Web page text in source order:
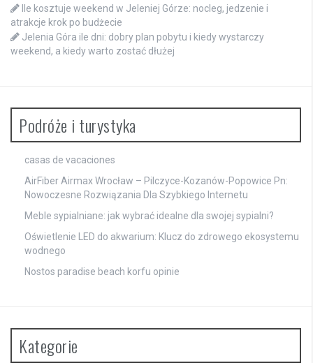
Ile kosztuje weekend w Jeleniej Górze: nocleg, jedzenie i
atrakcje krok po budżecie
Jelenia Góra ile dni: dobry plan pobytu i kiedy wystarczy
weekend, a kiedy warto zostać dłużej
Podróże i turystyka
casas de vacaciones
AirFiber Airmax Wrocław – Pilczyce-Kozanów-Popowice Pn:
Nowoczesne Rozwiązania Dla Szybkiego Internetu
Meble sypialniane: jak wybrać idealne dla swojej sypialni?
Oświetlenie LED do akwarium: Klucz do zdrowego ekosystemu
wodnego
Nostos paradise beach korfu opinie
Kategorie